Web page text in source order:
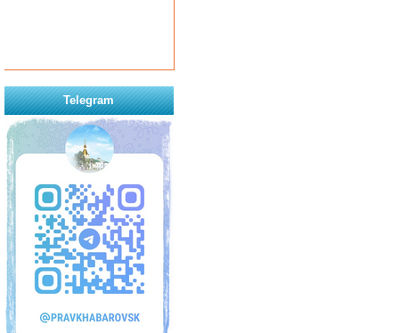
Telegram